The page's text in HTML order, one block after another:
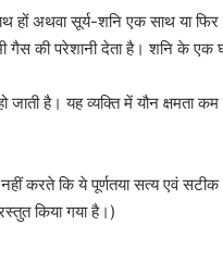
अथवा सूर्य-शनि एक साथ या
की परेशानी देता है। शनि के एक
जाती है। यह व्‍यक्‍ति में यौन क्षमता
करते कि ये पूर्णतया सत्य एवं सटीक
किया गया है।)